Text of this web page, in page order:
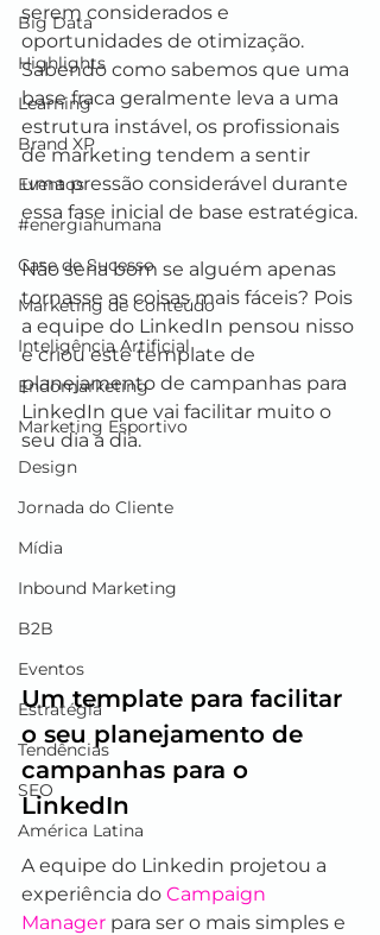
Big Data
Highlights
Learning
Brand XP
Eventos
#energiahumana
Case de Sucesso
Marketing de Conteúdo
Inteligência Artificial
Endomarketing
Marketing Esportivo
Design
Jornada do Cliente
Mídia
Inbound Marketing
B2B
Eventos
Estratégia
Tendências
SEO
América Latina
serem considerados e
oportunidades de otimização.
Sabendo como sabemos que uma
base fraca geralmente leva a uma
estrutura instável, os profissionais
de marketing tendem a sentir
uma pressão considerável durante
essa fase inicial de base estratégica.
Não seria bom se alguém apenas
tornasse as coisas mais fáceis? Pois
a equipe do LinkedIn pensou nisso
e criou este template de
planejamento de campanhas para
LinkedIn que vai facilitar muito o
seu dia a dia.
Um template para facilitar
o seu planejamento de
campanhas para o
LinkedIn
A equipe do Linkedin projetou a
experiência do Campaign
Manager para ser o mais simples e